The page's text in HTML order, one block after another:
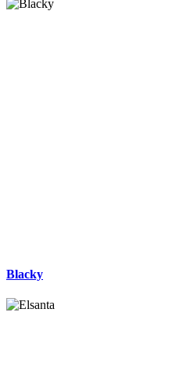
Blacky